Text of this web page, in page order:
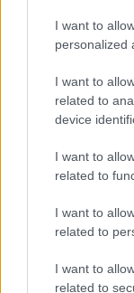
I want to
personalized
I want to
related to
device
I want to
related to
I want to
related to
I want to
related to
πρόταση
Τετάρτη,
εφημερίδα
ανώτερο
Σύμφωνα με
Δημοκρατίας
απεσταλμένο
ή τον